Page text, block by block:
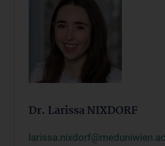
Dr. Larissa NIXDORF